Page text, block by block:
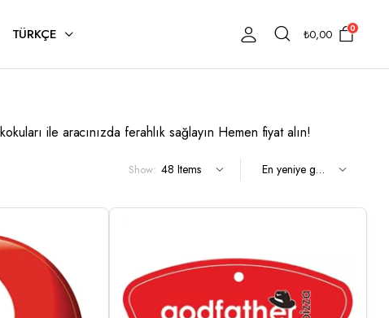
TÜRKÇE ₺0,00 0
ile aracınızda ferahlık sağlayın Hemen fiyat alın!
Show: